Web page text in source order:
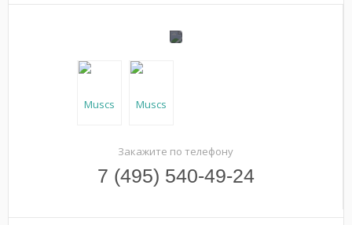
Закажите по телефону
7 (495) 540-49-24